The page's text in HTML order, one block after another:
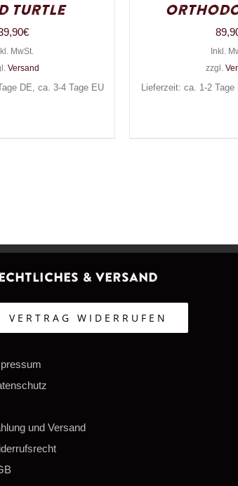
Turtle
€
MwSt.
Versand
DE, ca. 3-4 Tage EU
Inkl.
zzgl.
Lieferzeit: ca. 1-2
& Versand
VERTRAG WIDERRUFEN
und Versand